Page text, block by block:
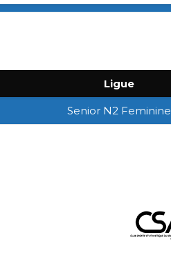
Ligue
Senior N2 Feminine